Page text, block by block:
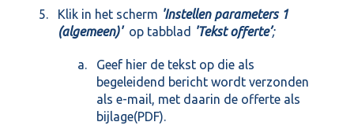
Klik in het scherm 'Instellen parameters 1
(algemeen)' op tabblad 'Tekst offerte’;
Geef hier de tekst op die als
begeleidend bericht wordt verzonden
als e-mail, met daarin de offerte als
bijlage(PDF).